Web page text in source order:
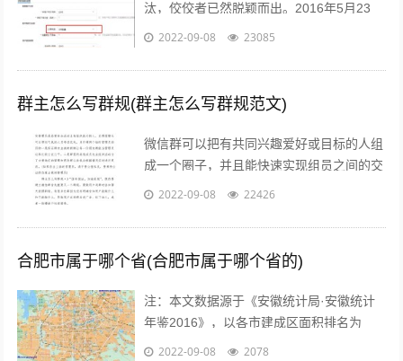
汰，佼佼者已然脱颖而出。2016年5月23
日，鼎泰新材（002352.SZ)披露了“重大资
2022-09-08 23085
群主怎么写群规(群主怎么写群规范文)
微信群可以把有共同兴趣爱好或目标的人组
成一个圈子，并且能快速实现组员之间的交
流、互动，在共同分享的前提下很容易形成
2022-09-08 22426
合肥市属于哪个省(合肥市属于哪个省的)
注：本文数据源于《安徽统计局·安徽统计
年鉴2016》，以各市建成区面积排名为
准。图片源于视觉中国、zol，感谢视觉中
2022-09-08 2078